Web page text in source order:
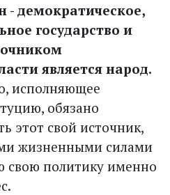
- демократическое,
государство и
является народ.
исполняющее
обязано
этот свой источник,
жизненными силами
свою политику именно